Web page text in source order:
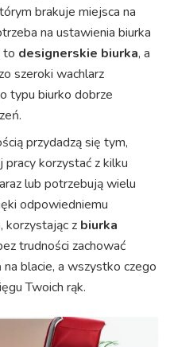
brakuje miejsca na
na ustawienia biurka
to designerskie biurka, a
szeroki wachlarz
typu biurko dobrze
przydadzą się tym,
korzystać z kilku
lub potrzebują wielu
odpowiedniemu
korzystając z biurka
trudności zachować
blacie, a wszystko czego
Twoich rąk.